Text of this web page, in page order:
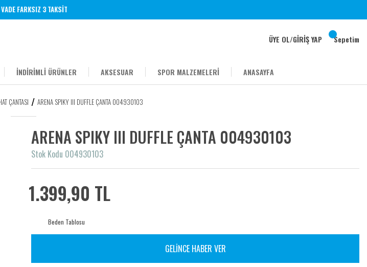
FARKSIZ 3 TAKSİT
ÜYE OL/GİRİŞ YAP Sepetim
İNDİRİMLİ ÜRÜNLER AKSESUAR SPOR MALZEMELERİ ANASAYFA
ÇANTASI ARENA SPIKY III DUFFLE ÇANTA 004930103
ARENA SPIKY III DUFFLE ÇANTA 004930103
Stok Kodu 004930103
1.399,90 TL
Beden Tablosu
GELİNCE HABER VER